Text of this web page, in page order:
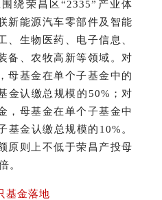
绕荣昌区“2335”产业体
新能源汽车零部件及智能
、生物医药、电子信息、
备、农牧高新等领域。 对
母基金在单个子基金中的
金认缴总规模的50%； 对
，母基金在单个子基金中
基金认缴总规模的10%。
原则上不低于荣昌产投母
。
基金落地